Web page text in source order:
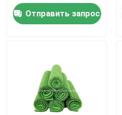
О нас
Контроль качества
устранимая для
свадебного банкета
Отправить запрос